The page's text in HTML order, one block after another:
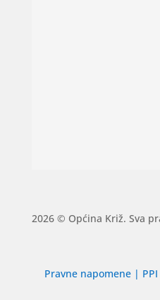
2026 © Općina Križ. Sva
Pravne napomene | PPI